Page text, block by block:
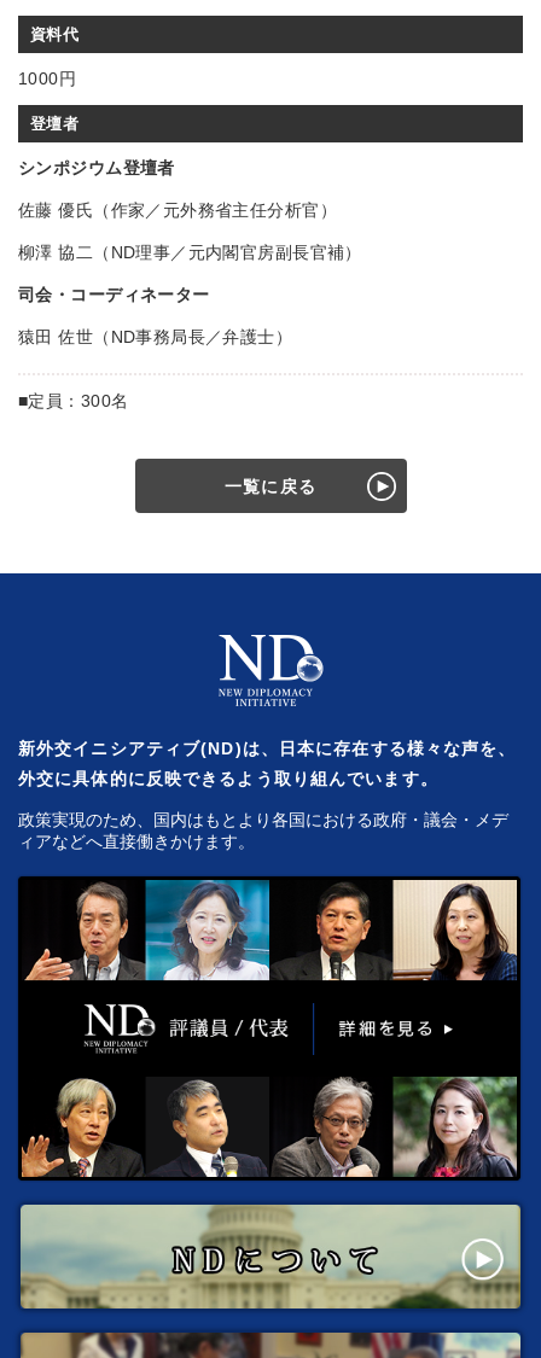
資料代
1000円
登壇者
シンポジウム登壇者
佐藤 優氏（作家／元外務省主任分析官）
柳澤 協二（ND理事／元内閣官房副長官補）
司会・コーディネーター
猿田 佐世（ND事務局長／弁護士）
■定員：300名
一覧に戻る
新外交イニシアティブ(ND)は、日本に存在する様々な声を、
外交に具体的に反映できるよう取り組んでいます。
政策実現のため、国内はもとより各国における政府・議会・メデ
ィアなどへ直接働きかけます。